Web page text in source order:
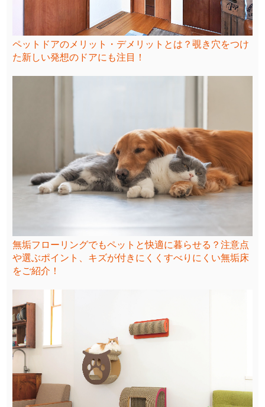
ペットドアのメリット・デメリットとは？覗き穴をつけ
た新しい発想のドアにも注目！
無垢フローリングでもペットと快適に暮らせる？注意点
や選ぶポイント、キズが付きにくくすべりにくい無垢床
をご紹介！